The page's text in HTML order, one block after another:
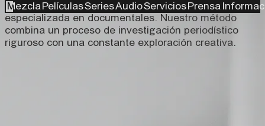
Mezcla PelículasSeriesAudioServicios Prensa
Somos una productora mexicana independiente
especializada en documentales. Nuestro método
combina un proceso de investigación periodístico
riguroso con una constante exploración creativa.